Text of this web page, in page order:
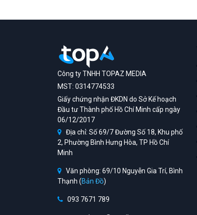
Công ty TNHH TOPAZ MEDIA
MST: 0314774533
Giấy chứng nhận ĐKDN do Sở Kế hoạch
Đầu tư Thành phố Hồ Chí Minh cấp ngày
06/12/2017
Địa chỉ: Số 69/7 Đường Số 18, Khu phố
2, Phường Bình Hưng Hòa, TP Hồ Chí
Minh
Văn phòng: 69/10 Nguyễn Gia Trí, Bình
Thạnh (Bản Đồ)
093 7671 789